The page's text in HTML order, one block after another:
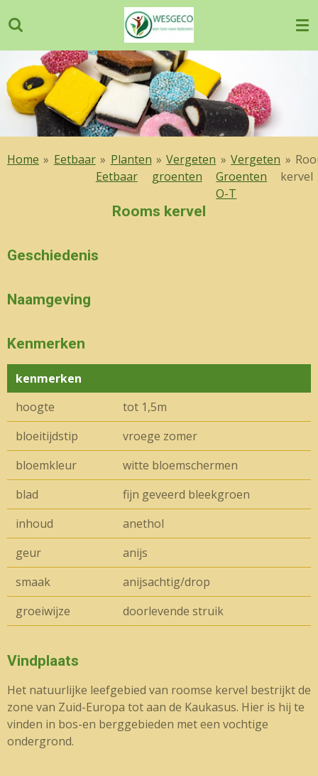
direct
naar
hoofdinhoud
Home » Eetbaar » Planten
Eetbaar
» Vergeten
groenten
» Vergeten
Groenten
O-T
»
kervel
Rooms kervel
Geschiedenis
Naamgeving
Kenmerken
kenmerken
hoogte
tot 1,5m
bloeitijdstip
vroege zomer
bloemkleur
witte bloemschermen
blad
fijn geveerd bleekgroen
inhoud
anethol
geur
anijs
smaak
anijsachtig/drop
groeiwijze
doorlevende struik
Vindplaats
Het natuurlijke leefgebied van roomse kervel bestrijkt de
zone van Zuid-Europa tot aan de Kaukasus. Hier is hij te
vinden in bos-en berggebieden met een vochtige
ondergrond.